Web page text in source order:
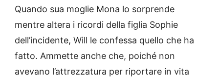
Quando sua moglie Mona lo sorprende
mentre altera i ricordi della figlia Sophie
dell’incidente, Will le confessa quello che ha
fatto. Ammette anche che, poiché non
avevano l’attrezzatura per riportare in vita